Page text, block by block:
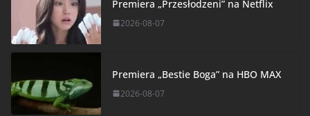
Premiera „Przesłodzeni” na Netflix
2026-08-07
Premiera „Bestie Boga” na HBO MAX
2026-08-07